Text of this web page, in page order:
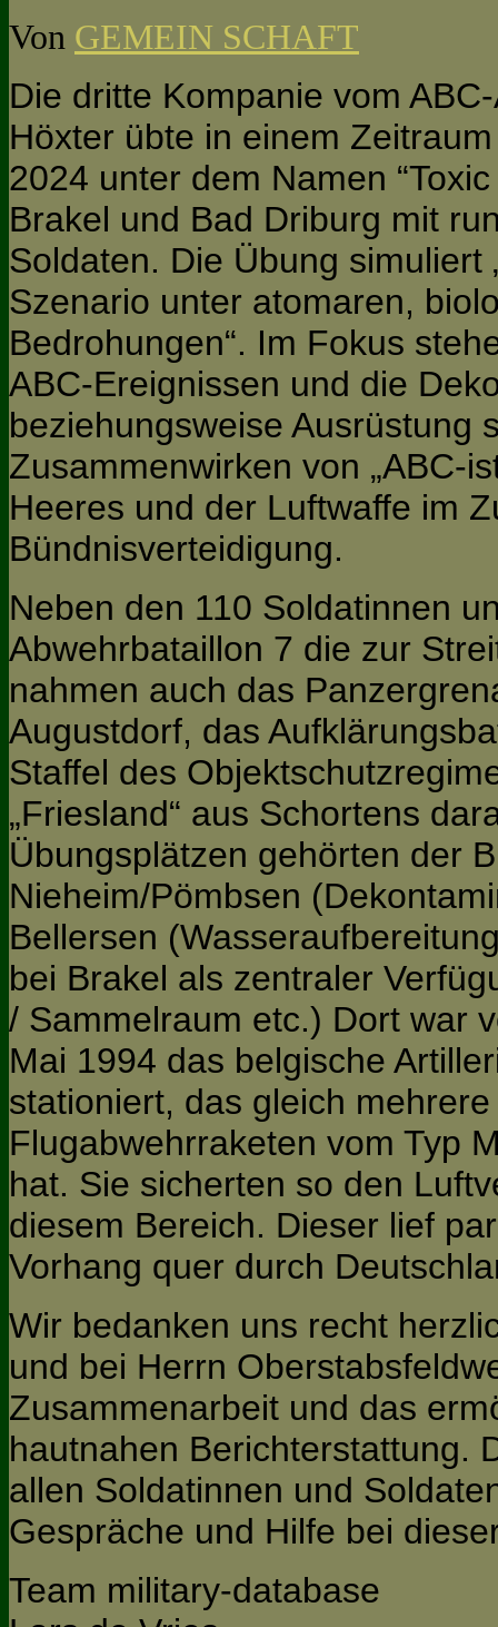
Von GEMEIN SCHAFT
Die dritte Kompanie vom
Höxter übte in einem
2024 unter dem Namen
Brakel und Bad Driburg mit
Soldaten. Die Übung simuliert
Szenario unter atomaren,
Bedrohungen“. Im Fokus
ABC-Ereignissen und die
beziehungsweise Ausrüstung
Zusammenwirken von „ABC-
Heeres und der Luftwaffe im
Bündnisverteidigung.
Neben den 110 Soldatinnen
Abwehrbataillon 7 die zur
nahmen auch das
Augustdorf, das
Staffel des
„Friesland“ aus Schortens
Übungsplätzen gehörten der
Nieheim/Pömbsen
Bellersen
bei Brakel als zentraler
/ Sammelraum etc.) Dort war
Mai 1994 das belgische
stationiert, das gleich
Flugabwehrraketen vom Typ
hat. Sie sicherten so den
diesem Bereich. Dieser lief
Vorhang quer durch
Wir bedanken uns recht
und bei Herrn
Zusammenarbeit und das
hautnahen Berichterstattung.
allen Soldatinnen und
Gespräche und Hilfe bei
Team military-database